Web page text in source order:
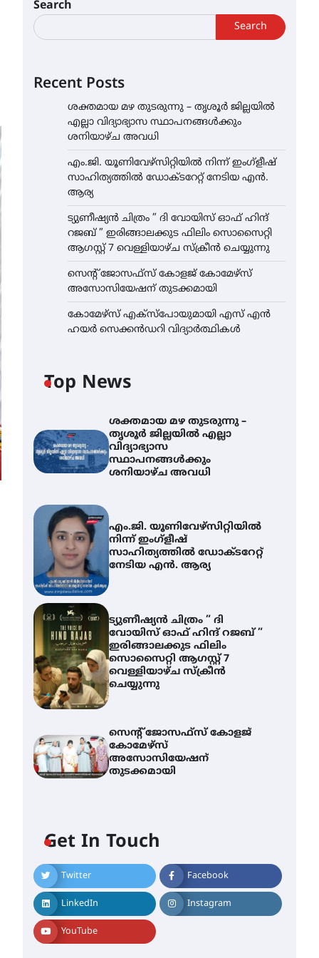
Search
Search
Recent Posts
ശക്തമായ മഴ തുടരുന്നു – തൃശൂർ ജില്ലയിൽ
എല്ലാ വിദ്യാഭ്യാസ സ്ഥാപനങ്ങൾക്കും
ശനിയാഴ്ച അവധി
എം.ജി. യൂണിവേഴ്‌സിറ്റിയിൽ നിന്ന് ഇംഗ്ളീഷ്
സാഹിത്യത്തിൽ ഡോക്ടറേറ്റ് നേടിയ എൻ.
ആര്യ
ട്യുണീഷ്യൻ ചിത്രം ” ദി വോയിസ് ഓഫ് ഹിന്ദ്
റജബ് ” ഇരിങ്ങാലക്കുട ഫിലിം സൊസൈറ്റി
ആഗസ്റ്റ് 7 വെള്ളിയാഴ്ച സ്‌ക്രീൻ ചെയ്യുന്നു
സെന്റ് ജോസഫ്സ് കോളജ് കോമേഴ്‌സ്
അസോസിയേഷന് തുടക്കമായി
കോമേഴ്സ് എക്സ്പോയുമായി എസ് എൻ
ഹയർ സെക്കൻഡറി വിദ്യാർത്ഥികൾ
Top News
ശക്തമായ മഴ തുടരുന്നു –
തൃശൂർ ജില്ലയിൽ എല്ലാ
വിദ്യാഭ്യാസ
സ്ഥാപനങ്ങൾക്കും
ശനിയാഴ്ച അവധി
എം.ജി. യൂണിവേഴ്‌സിറ്റിയിൽ
നിന്ന് ഇംഗ്ളീഷ്
സാഹിത്യത്തിൽ ഡോക്ടറേറ്റ്
നേടിയ എൻ. ആര്യ
ട്യുണീഷ്യൻ ചിത്രം ” ദി
വോയിസ് ഓഫ് ഹിന്ദ് റജബ് ”
ഇരിങ്ങാലക്കുട ഫിലിം
സൊസൈറ്റി ആഗസ്റ്റ് 7
വെള്ളിയാഴ്ച സ്‌ക്രീൻ
ചെയ്യുന്നു
സെന്റ് ജോസഫ്സ് കോളജ്
കോമേഴ്‌സ്
അസോസിയേഷന്
തുടക്കമായി
Get In Touch
Twitter Facebook
LinkedIn Instagram
YouTube
സാഹിത്യത്തിൽ ഡോക്ടറേറ്റ്
നേടിയ എൻ. ആര്യ
August 7, 2026
ട്യുണീഷ്യൻ ചിത്രം ” ദി
വോയിസ് ഓഫ് ഹിന്ദ് റജബ് ”
ഇരിങ്ങാലക്കുട ഫിലിം
സൊസൈറ്റി ആഗസ്റ്റ് 7
വെള്ളിയാഴ്ച സ്‌ക്രീൻ
ചെയ്യുന്നു